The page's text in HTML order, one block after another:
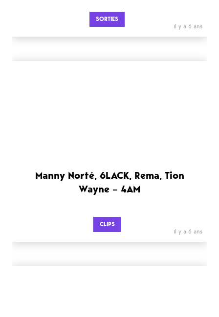
SORTIES
il y a 6 ans
Manny Norté, 6LACK, Rema, Tion
Wayne – 4AM
CLIPS
il y a 6 ans